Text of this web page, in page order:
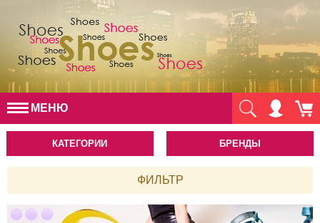
МЕНЮ
КАТЕГОРИИ БРЕНДЫ
ФИЛЬТР